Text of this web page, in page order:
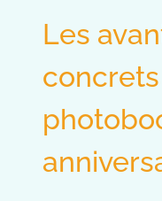
Les
concrets